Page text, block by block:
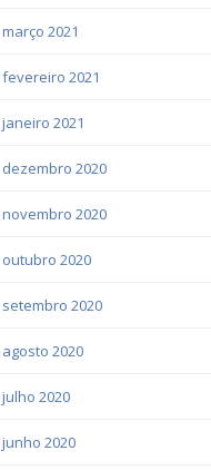
março 2021
fevereiro 2021
janeiro 2021
dezembro 2020
novembro 2020
outubro 2020
setembro 2020
agosto 2020
julho 2020
junho 2020